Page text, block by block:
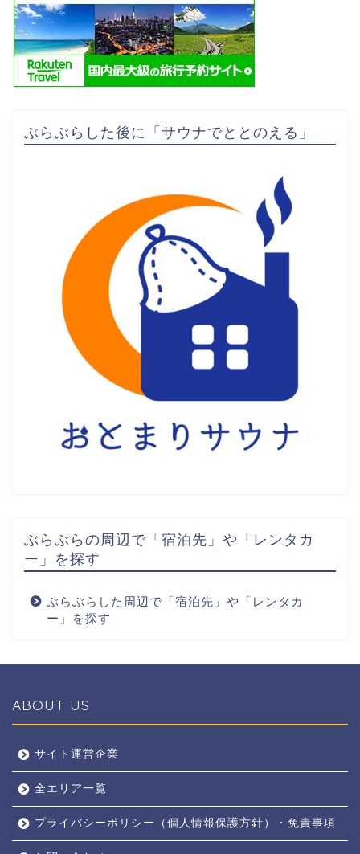
ぶらぶらした後に「サウナでととのえる」
ぶらぶらの周辺で「宿泊先」や「レンタカ
ー」を探す
ぶらぶらした周辺で「宿泊先」や「レンタカ
ー」を探す
ABOUT US
サイト運営企業
全エリア一覧
プライバシーポリシー（個人情報保護方針）・免責事項
奈良